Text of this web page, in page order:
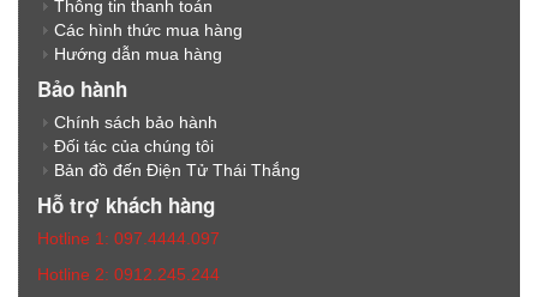
Thông tin thanh toán
Các hình thức mua hàng
Hướng dẫn mua hàng
Bảo hành
Chính sách bảo hành
Đối tác của chúng tôi
Bản đồ đến Điện Tử Thái Thắng
Hỗ trợ khách hàng
Hotline 1: 097.4444.097
Hotline 2: 0912.245.244